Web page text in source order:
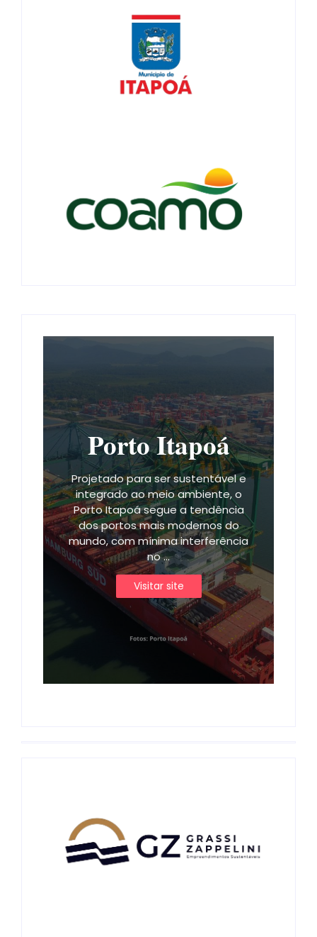
Porto Itapoá
Projetado para ser sustentável e
integrado ao meio ambiente, o
Porto Itapoá segue a tendência
dos portos mais modernos do
mundo, com mínima interferência
no ...
Visitar site